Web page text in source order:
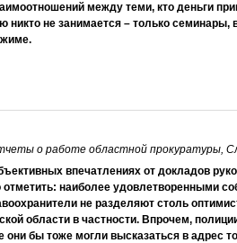
между теми, кто деньги
никто не занимается – только
о работе областной прокуратуры,
впечатлениях от докладов
наиболее удовлетворенными
не разделяют столь
области в частности. Впрочем,
они бы тоже могли высказаться в адрес